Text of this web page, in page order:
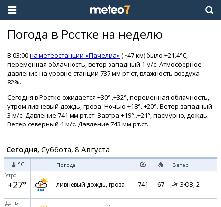
Погода в Ростке на неделю
В 03:00на метеостанции «Пачелма»(~47 км) было +21.4°C,
переменная облачность, ветер западный 1 м/с. Атмосферное
давление на уровне станции 737 мм рт.ст, влажность воздуха
82%.
Сегодня в Ростке ожидается +30°..+32°, переменная облачность,
утром ливневый дождь, гроза. Ночью +18°..+20°. Ветер западный
3 м/с. Давление 741 мм рт.ст. Завтра +19°..+21°, пасмурно, дождь.
Ветер северный 4 м/с. Давление 743 мм рт.ст.
Сегодня, Суббота, 8 Августа
°C Погода Ветер
Утро
+27° ливневый дождь, гроза 741 67 ЗЮЗ, 2
День